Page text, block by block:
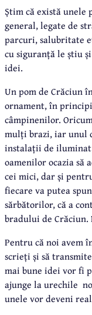
Știm că există
general, legate de
parcuri, salubritate
cu siguranță le știu
idei.
Un pom de Crăciun
ornament, în
câmpinenilor.
mulți brazi, iar unul
instalații de
oamenilor ocazia să
cei mici, dar și
fiecare va putea
sărbătorilor, că a
bradului de Crăciun.
Pentru că noi avem
scrieți și să
mai bune idei vor fi
ajunge la urechile
unele vor deveni